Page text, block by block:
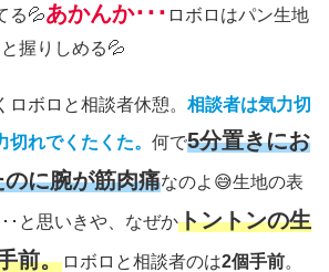
る💦あかんか･･･ ロボロはパン生地
握りしめる💦
ボロと相談者休憩。 相談者は気力切
れでくたくた。 何で5分置きにお
に腕が筋肉痛なのよ😅生地の表
･と思いきや、なぜかトントンの生
前。ロボロと相談者のは2個手前。